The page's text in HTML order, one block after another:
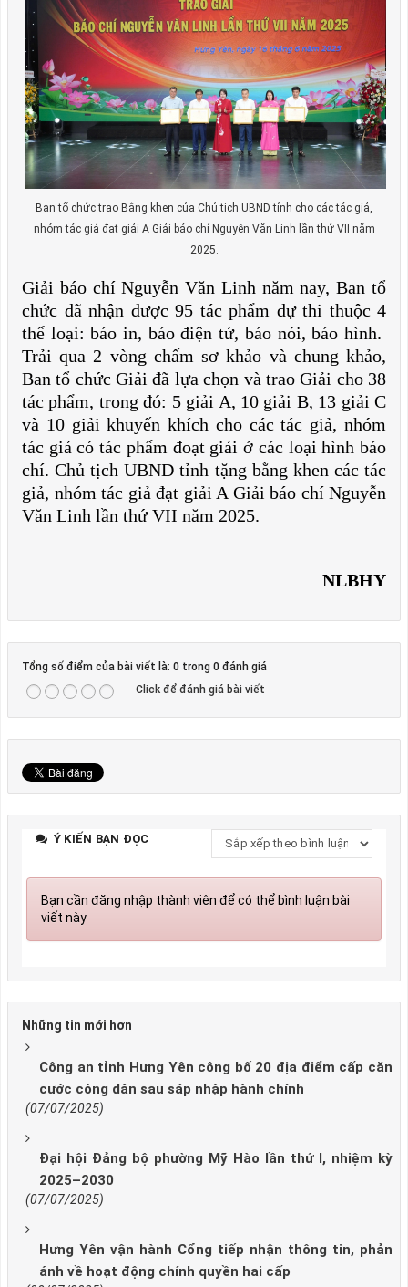
Ban tổ chức trao Bằng khen của Chủ tịch UBND tỉnh cho các tác giả,
nhóm tác giả đạt giải A Giải báo chí Nguyễn Văn Linh lần thứ VII năm
2025.
Giải báo chí Nguyễn Văn Linh năm nay, Ban tổ
chức đã nhận được 95 tác phẩm dự thi thuộc 4
thể loại: báo in, báo điện tử, báo nói, báo hình.
Trải qua 2 vòng chấm sơ khảo và chung khảo,
Ban tổ chức Giải đã lựa chọn và trao Giải cho 38
tác phẩm, trong đó: 5 giải A, 10 giải B, 13 giải C
và 10 giải khuyến khích cho các tác giả, nhóm
tác giả có tác phẩm đoạt giải ở các loại hình báo
chí. Chủ tịch UBND tỉnh tặng bằng khen các tác
giả, nhóm tác giả đạt giải A Giải báo chí Nguyễn
Văn Linh lần thứ VII năm 2025.
NLBHY
Tổng số điểm của bài viết là: 0 trong 0 đánh giá
Click để đánh giá bài viết
Ý KIẾN BẠN ĐỌC
Bạn cần đăng nhập thành viên để có thể bình luận bài
viết này
Những tin mới hơn
Công an tỉnh Hưng Yên công bố 20 địa điểm cấp căn
cước công dân sau sáp nhập hành chính
(07/07/2025)
Đại hội Đảng bộ phường Mỹ Hào lần thứ I, nhiệm kỳ
2025–2030
(07/07/2025)
Hưng Yên vận hành Cổng tiếp nhận thông tin, phản
ánh về hoạt động chính quyền hai cấp